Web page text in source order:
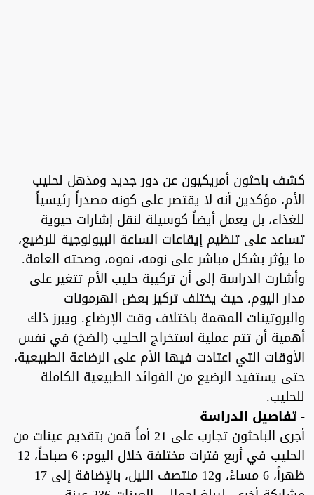
كشف باحثون أمريكيون عن دور جديد ومذهل لحليب
الأم، مؤكدين أنه لا يقتصر على كونه مصدراً رئيسياً
للغذاء، بل يعمل أيضاً كوسيلة لنقل إشارات حيوية
تساعد على تنظيم إيقاعات الساعة البيولوجية للرضيع،
ما يؤثر بشكل مباشر على نومه، نموه، وصحته العامة.
وأشارت الدراسة إلى أن تركيبة حليب الأم تتغير على
مدار اليوم، حيث يختلف تركيز بعض الهرمونات
والبروتينات المهمة باختلاف وقت الإرضاع. ويبرز ذلك
أهمية أن تتم عملية استخراج الحليب (الضخ) في نفس
الأوقات التي اعتادت فيها الأم على الرضاعة الطبيعية،
حتى يستفيد الرضيع من الفوائد الطبيعية الكاملة
للحليب.
- تفاصيل الدراسة
أجرى الباحثون تجارب على 21 أماً قمن بتقديم عينات من
الحليب في أربع فترات مختلفة خلال اليوم: 6 صباحاً، 12
ظهراً، 6 مساءً، و12 منتصف الليل، بالإضافة إلى 17